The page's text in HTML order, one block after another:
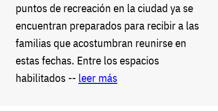
puntos de recreación en la ciudad ya se
encuentran preparados para recibir a las
familias que acostumbran reunirse en
estas fechas. Entre los espacios
habilitados -- leer más